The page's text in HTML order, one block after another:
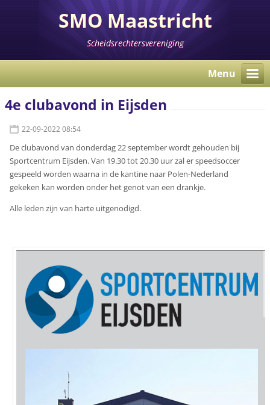
SMO Maastricht
Scheidsrechtersvereniging
Menu
4e clubavond in Eijsden
22-09-2022 08:54
De clubavond van donderdag 22 september wordt gehouden bij
Sportcentrum Eijsden. Van 19.30 tot 20.30 uur zal er speedsoccer
gespeeld worden waarna in de kantine naar Polen-Nederland
gekeken kan worden onder het genot van een drankje.
Alle leden zijn van harte uitgenodigd.